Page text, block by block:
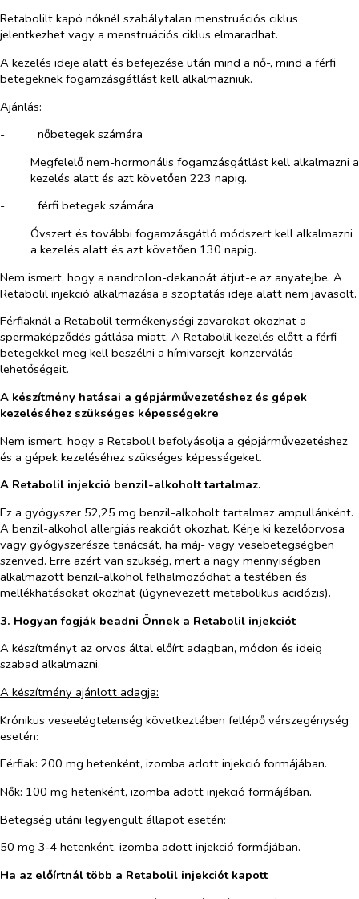
Retabolilt kapó nőknél szabálytalan menstruációs ciklus
jelentkezhet vagy a menstruációs ciklus elmaradhat.
A kezelés ideje alatt és befejezése után mind a nő-, mind a férfi
betegeknek fogamzásgátlást kell alkalmazniuk.
Ajánlás:
-​
nőbetegek számára
Megfelelő nem-hormonális fogamzásgátlást kell alkalmazni a
kezelés alatt és azt követően 223 napig.
-​
férfi betegek számára
Óvszert és további fogamzásgátló módszert kell alkalmazni
a kezelés alatt és azt követően 130 napig.
Nem ismert, hogy a nandrolon-dekanoát átjut-e az anyatejbe. A
Retabolil injekció alkalmazása a szoptatás ideje alatt nem javasolt.
Férfiaknál a Retabolil termékenységi zavarokat okozhat a
spermaképződés gátlása miatt. A Retabolil kezelés előtt a férfi
betegekkel meg kell beszélni a hímivarsejt-konzerválás
lehetőségeit.
A készítmény hatásai a gépjárművezetéshez és gépek
kezeléséhez szükséges képességekre
Nem ismert, hogy a Retabolil befolyásolja a gépjárművezetéshez
és a gépek kezeléséhez szükséges képességeket.
A Retabolil injekció benzil-alkoholt tartalmaz.
Ez a gyógyszer 52,25 mg benzil-alkoholt tartalmaz ampullánként.
A benzil-alkohol allergiás reakciót okozhat. Kérje ki kezelőorvosa
vagy gyógyszerésze tanácsát, ha máj- vagy vesebetegségben
szenved. Erre azért van szükség, mert a nagy mennyiségben
alkalmazott benzil-alkohol felhalmozódhat a testében és
mellékhatásokat okozhat (úgynevezett metabolikus acidózis).
3. Hogyan fogják beadni Önnek a Retabolil injekciót
A készítményt az orvos által előírt adagban, módon és ideig
szabad alkalmazni.
A készítmény ajánlott adagja:
Krónikus veseelégtelenség következtében fellépő vérszegénység
esetén:
Férfiak: 200 mg hetenként, izomba adott injekció formájában.
Nők: 100 mg hetenként, izomba adott injekció formájában.
Betegség utáni legyengült állapot esetén:
50 mg 3‑4 hetenként, izomba adott injekció formájában.
Ha az előírtnál több a Retabolil injekciót kapott